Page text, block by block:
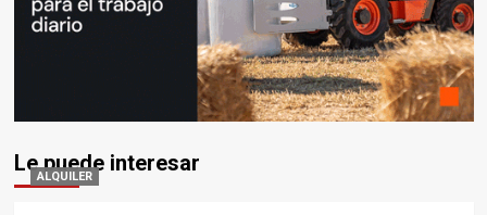
Le puede interesar
ALQUILER